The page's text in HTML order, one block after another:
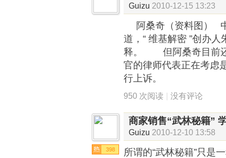
Guizu 2010-12-15 13:23
阿桑奇（资料图）
道，“ 维基解密 ”创办
释。 但阿桑奇目前还
官的律师代表正在考虑
行上诉。
950 次阅读 | 没有评论
398
商家销售“武林秘籍”
Guizu 2010-12-10 13:58
所谓的“武林秘籍”只是